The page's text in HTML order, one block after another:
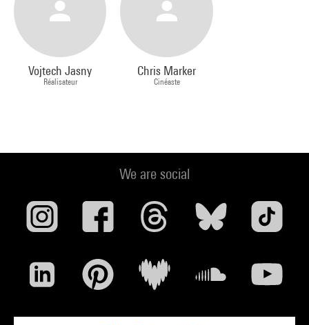
Vojtech Jasny
Réalisateur
Chris Marker
Cinéaste
We are social